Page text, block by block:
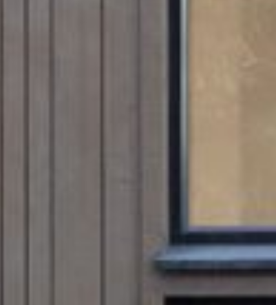
UUSI UNELMISTA
TALOKIRJA ON